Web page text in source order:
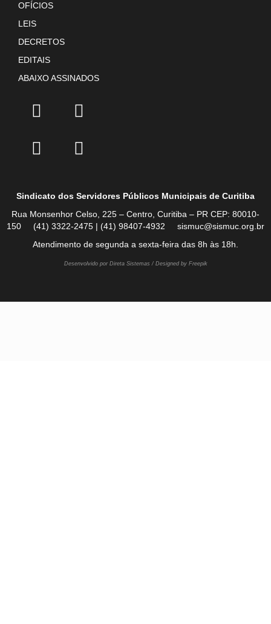
OFÍCIOS
LEIS
DECRETOS
EDITAIS
ABAIXO ASSINADOS
Sindicato dos Servidores Públicos Municipais de Curitiba
Rua Monsenhor Celso, 225 – Centro, Curitiba – PR CEP: 80010-
150 (41) 3322-2475 | (41) 98407-4932 sismuc@sismuc.org.br
Atendimento de segunda a sexta-feira das 8h às 18h.
Desenvolvido por Direta Sistemas / Designed by Freepik